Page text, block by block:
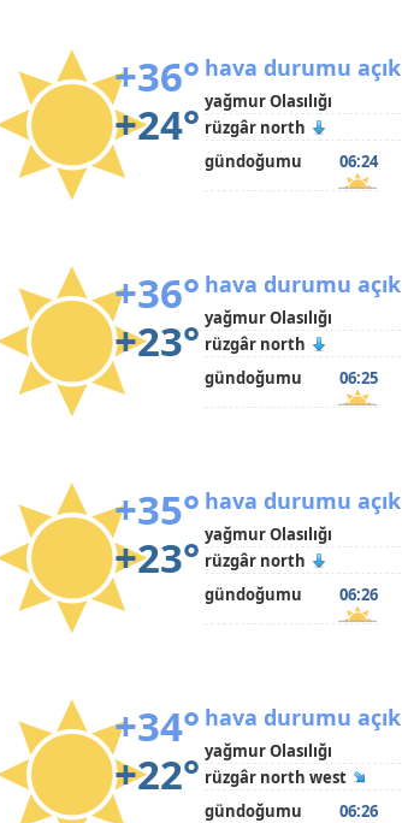
+36°
+24°
hava durumu açık
yağmur Olasılığı
rüzgâr north
gündoğumu
06:24
+36°
+23°
hava durumu açık
yağmur Olasılığı
rüzgâr north
gündoğumu
06:25
+35°
+23°
hava durumu açık
yağmur Olasılığı
rüzgâr north
gündoğumu
06:26
+34°
+22°
hava durumu açık
yağmur Olasılığı
rüzgâr north west
gündoğumu
06:26